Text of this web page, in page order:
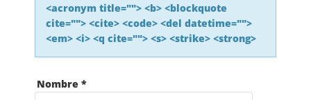
A
<acronym title=""> <b> <blockquote
cite=""> <cite> <code> <del datetime="">
<em> <i> <q cite=""> <s> <strike> <strong>
Nombre *